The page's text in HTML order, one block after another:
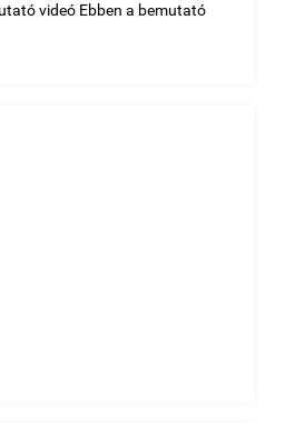
videó Ebben a bemutató